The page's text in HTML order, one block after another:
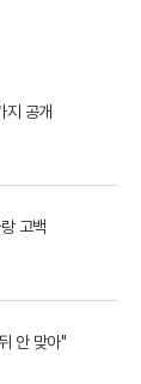
지 공개
고백
안 맞아"